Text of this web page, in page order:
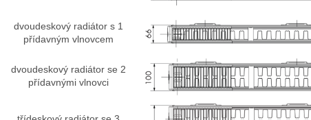
dvoudeskový radiátor s 1
přídavným vlnovcem
dvoudeskový radiátor se 2
přídavnými vlnovci